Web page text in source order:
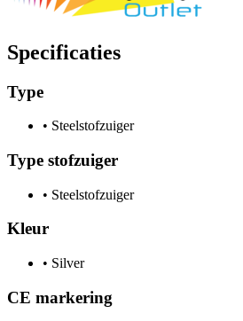
Specificaties
Type
• Steelstofzuiger
Type stofzuiger
• Steelstofzuiger
Kleur
• Silver
CE markering